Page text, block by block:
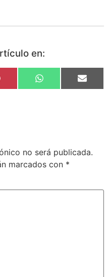
en:
Pinterest WhatsApp Email
no será publicada.
marcados con *